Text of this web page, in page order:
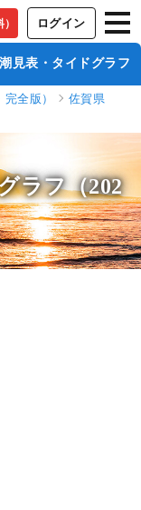
ログイン
潮見表・タイドグラフ
全版）
佐賀県
ラフ（202